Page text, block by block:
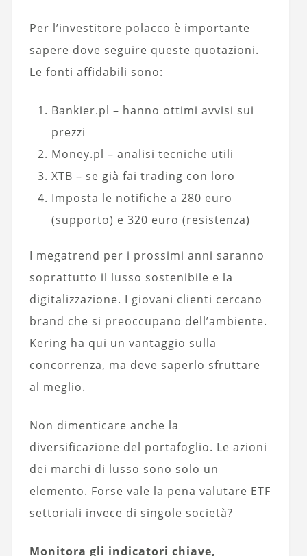
Per l’investitore polacco è importante
sapere dove seguire queste quotazioni.
Le fonti affidabili sono:
Bankier.pl – hanno ottimi avvisi sui
prezzi
Money.pl – analisi tecniche utili
XTB – se già fai trading con loro
Imposta le notifiche a 280 euro
(supporto) e 320 euro (resistenza)
I megatrend per i prossimi anni saranno
soprattutto il lusso sostenibile e la
digitalizzazione. I giovani clienti cercano
brand che si preoccupano dell’ambiente.
Kering ha qui un vantaggio sulla
concorrenza, ma deve saperlo sfruttare
al meglio.
Non dimenticare anche la
diversificazione del portafoglio. Le azioni
dei marchi di lusso sono solo un
elemento. Forse vale la pena valutare ETF
settoriali invece di singole società?
Monitora gli indicatori chiave,